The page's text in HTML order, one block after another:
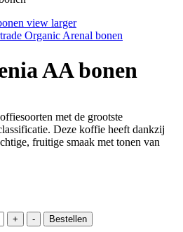
view larger
Organic Arenal bonen
AA bonen
met de grootste
Deze koffie heeft dankzij
fruitige smaak met tonen van